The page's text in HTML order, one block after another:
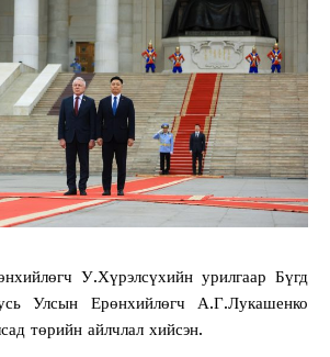
У.Хүрэлсүхийн урилгаар Бүгд
Улсын Ерөнхийлөгч А.Г.Лукашенко
төрийн айлчлал хийсэн.